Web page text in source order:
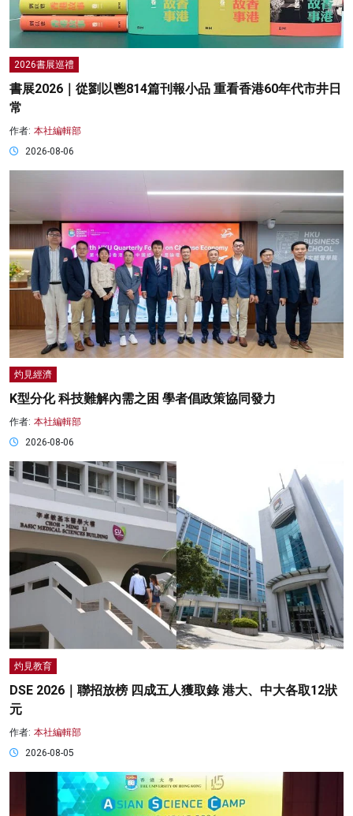
2026書展巡禮
書展2026｜從劉以鬯814篇刊報小品 重看香港60年代市井日
常
作者: 本社編輯部
2026-08-06
灼見經濟
K型分化 科技難解內需之困 學者倡政策協同發力
作者: 本社編輯部
2026-08-06
灼見教育
DSE 2026｜聯招放榜 四成五人獲取錄 港大、中大各取12狀
元
作者: 本社編輯部
2026-08-05